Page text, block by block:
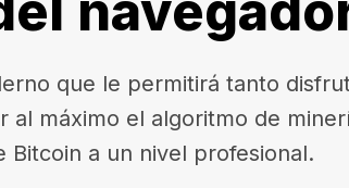
que le permitirá tanto
máximo el algoritmo de
Bitcoin a un nivel profesional.